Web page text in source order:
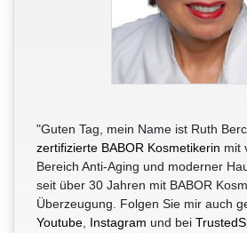
"Guten Tag, mein Name ist Ruth
zertifizierte BABOR Kosmetikerin mit
Bereich Anti-Aging und moderner
seit über 30 Jahren mit BABOR
Überzeugung. Folgen Sie mir auch
Youtube Instagram und bei